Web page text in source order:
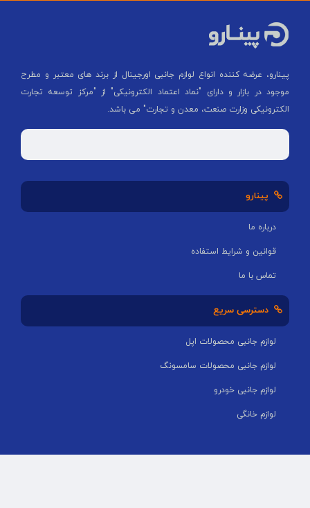
پینارو، عرضه کننده انواع لوازم جانبی اورجینال از برند های معتبر و مطرح
موجود در بازار و دارای "نماد اعتماد الکترونیکی" از "مركز توسعه تجارت
الكترونیكی وزارت صنعت، معدن و تجارت" می باشد.
پینارو
درباره ما
قوانین و شرایط استفاده
تماس با ما
دسترسی سریع
لوازم جانبی محصولات اپل
لوازم جانبی محصولات سامسونگ
لوازم جانبی خودرو
لوازم خانگی